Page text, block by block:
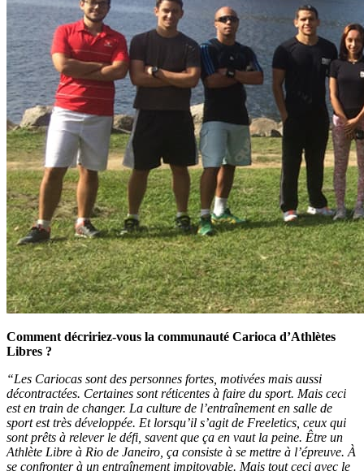
Comment décririez-vous la communauté Carioca d’Athlètes
Libres ?
“Les Cariocas sont des personnes fortes, motivées mais aussi
décontractées. Certaines sont réticentes à faire du sport. Mais ceci
est en train de changer. La culture de l’entraînement en salle de
sport est très développée. Et lorsqu’il s’agit de Freeletics, ceux qui
sont prêts à relever le défi, savent que ça en vaut la peine. Être un
Athlète Libre à Rio de Janeiro, ça consiste à se mettre à l’épreuve. À
se confronter à un entraînement impitoyable. Mais tout ceci avec le